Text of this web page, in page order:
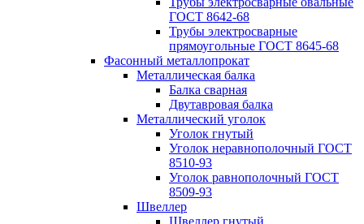
ГОСТ 8642-68
Трубы электросварные
прямоугольные ГОСТ 8645-68
Фасонный металлопрокат
Металлическая балка
Балка сварная
Двутавровая балка
Металлический уголок
Уголок гнутый
Уголок неравнополочный ГОСТ
8510-93
Уголок равнополочный ГОСТ
8509-93
Швеллер
Швеллер гнутый